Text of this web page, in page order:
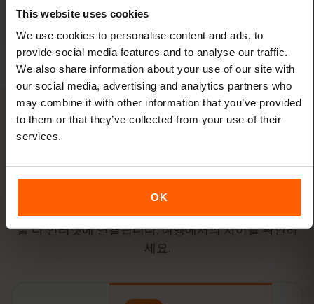
This website uses cookies
We use cookies to personalise content and ads, to
provide social media features and to analyse our traffic.
We also share information about your use of our site with
our social media, advertising and analytics partners who
may combine it with other information that you’ve provided
to them or that they’ve collected from your use of their
services.
OK
목적지를 추가하세요. 별도의 eSIM을 새로 발급받
을 필요가 없습니다.
알제리 여행, eSIM vs현지
SIM
둘 다 인터넷에 연결됩니다. 여행에서의 차이를 확인하
세요.